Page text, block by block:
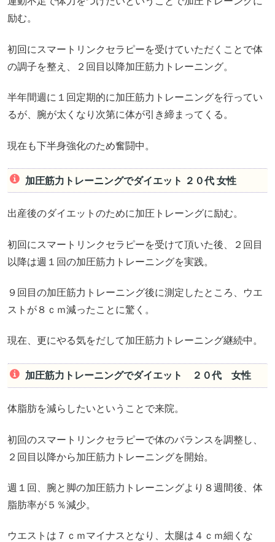
励む。
初回にスマートリンクセラピーを受けていただくことで体
の調子を整え、２回目以降加圧筋力トレーニング。
半年間週に１回定期的に加圧筋力トレーニングを行ってい
るが、腕が太くなり次第に体が引き締まってくる。
現在も下半身強化のため奮闘中。
加圧筋力トレーニングでダイエット ２０代 女性
出産後のダイエットのために加圧トレーングに励む。
初回にスマートリンクセラピーを受けて頂いた後、２回目
以降は週１回の加圧筋力トレーニングを実践。
９回目の加圧筋力トレーニング後に測定したところ、ウエ
ストが８ｃｍ減ったことに驚く。
現在、更にやる気をだして加圧筋力トレーニング継続中。
加圧筋力トレーニングでダイエット ２０代 女性
体脂肪を減らしたいということで来院。
初回のスマートリンクセラピーで体のバランスを調整し、
２回目以降から加圧筋力トレーニングを開始。
週１回、腕と脚の加圧筋力トレーニングより８週間後、体
脂肪率が５％減少。
ウエストは７ｃｍマイナスとなり、太腿は４ｃｍ細くな